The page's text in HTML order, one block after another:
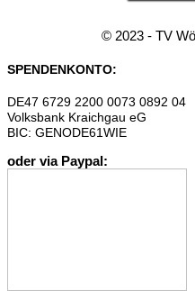
© 2023 - TV
SPENDENKONTO:
DE47 6729 2200 0073 0892 04
Volksbank Kraichgau eG
BIC: GENODE61WIE
oder via Paypal: